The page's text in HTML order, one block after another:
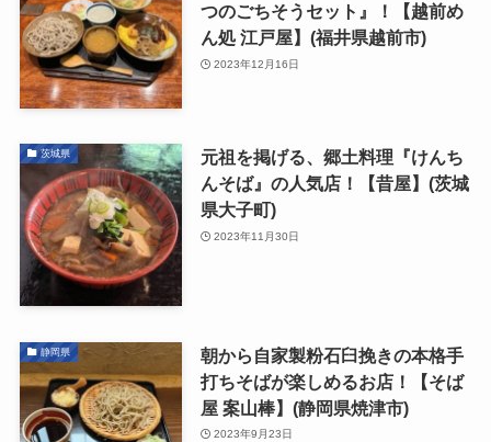
つのごちそうセット』！【越前め
ん処 江戸屋】(福井県越前市)
2023年12月16日
茨城県
元祖を掲げる、郷土料理『けんち
んそば』の人気店！【昔屋】(茨城
県大子町)
2023年11月30日
静岡県
朝から自家製粉石臼挽きの本格手
打ちそばが楽しめるお店！【そば
屋 案山棒】(静岡県焼津市)
2023年9月23日